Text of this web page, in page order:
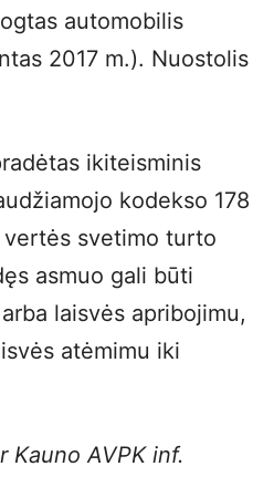
automobilis
2017 m.). Nuostolis
ikiteisminis
kodekso 178
svetimo turto
asmuo gali būti
laisvės apribojimu,
atėmimu iki
Kauno AVPK inf.